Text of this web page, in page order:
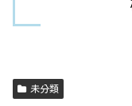
未分類